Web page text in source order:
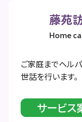
藤苑
Home
ご家庭までヘル
世話を行います。
サービス